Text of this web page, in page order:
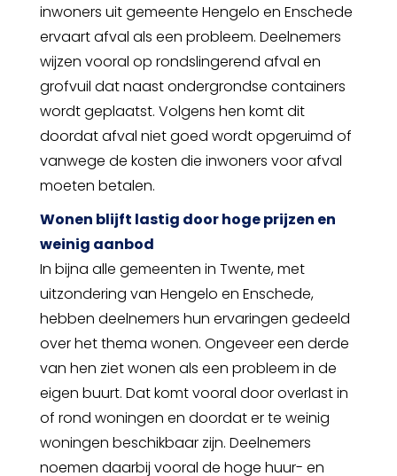
inwoners uit gemeente Hengelo en Enschede
ervaart afval als een probleem. Deelnemers
wijzen vooral op rondslingerend afval en
grofvuil dat naast ondergrondse containers
wordt geplaatst. Volgens hen komt dit
doordat afval niet goed wordt opgeruimd of
vanwege de kosten die inwoners voor afval
moeten betalen.
Wonen blijft lastig door hoge prijzen en
weinig aanbod
In bijna alle gemeenten in Twente, met
uitzondering van Hengelo en Enschede,
hebben deelnemers hun ervaringen gedeeld
over het thema wonen. Ongeveer een derde
van hen ziet wonen als een probleem in de
eigen buurt. Dat komt vooral door overlast in
of rond woningen en doordat er te weinig
woningen beschikbaar zijn. Deelnemers
noemen daarbij vooral de hoge huur- en